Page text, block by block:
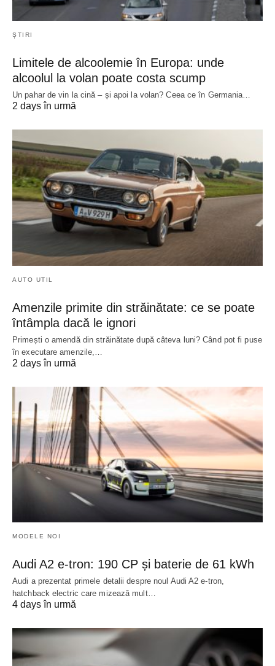
ȘTIRI
Limitele de alcoolemie în Europa: unde
alcoolul la volan poate costa scump
Un pahar de vin la cină – și apoi la volan? Ceea ce în Germania…
2 days în urmă
AUTO UTIL
Amenzile primite din străinătate: ce se poate
întâmpla dacă le ignori
Primești o amendă din străinătate după câteva luni? Când pot fi puse
în executare amenzile,…
2 days în urmă
MODELE NOI
Audi A2 e-tron: 190 CP și baterie de 61 kWh
Audi a prezentat primele detalii despre noul Audi A2 e-tron,
hatchback electric care mizează mult…
4 days în urmă